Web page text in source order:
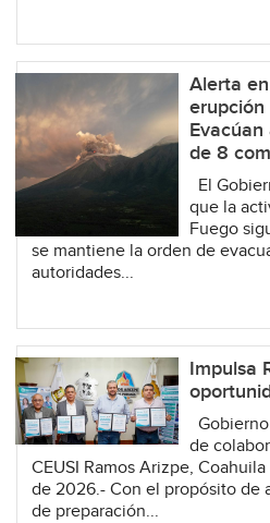
Alerta
erupción
de 8
El
que la
Fuego
se mantiene la orden de
autoridades...
Impulsa
de
CEUSI Ramos Arizpe,
de 2026.- Con el propósito de
de preparación...